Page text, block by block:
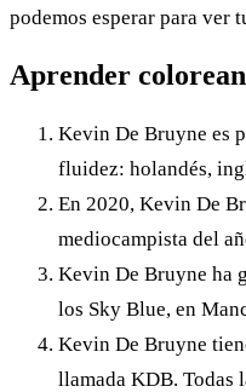
podemos esperar para ver
Aprender
Kevin De Bruyne es
fluidez: holandés,
En 2020, Kevin De
mediocampista del
Kevin De Bruyne ha
los Sky Blue, en
Kevin De Bruyne
llamada KDB. Todas